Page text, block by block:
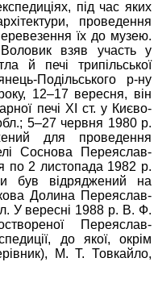
під час яких
проведення
їх до музею.
взяв участь у
й печі трипільської
Подільського р-ну
12–17 вересня, він
печі ХІ ст. у Києво-
5–27 червня 1980 р.
для проведення
Соснова Переяслав-
по 2 листопада 1982 р.
був відряджений на
Долина Переяслав-
У вересні 1988 р. В. Ф.
Переяслав-
до якої, окрім
М. Т. Товкайло,